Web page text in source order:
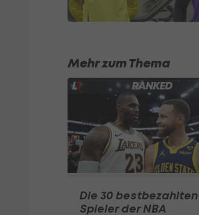
Mehr zum Thema
Die 30 bestbezahlten
Spieler der NBA